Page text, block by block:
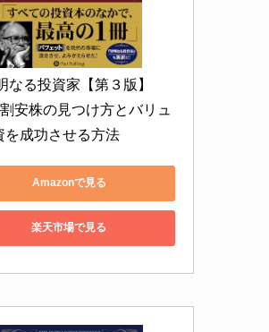
なる投資家【第３版】
安株の見つけ方とバリュ
を成功させる方法
Amazonで見る
楽天市場で見る